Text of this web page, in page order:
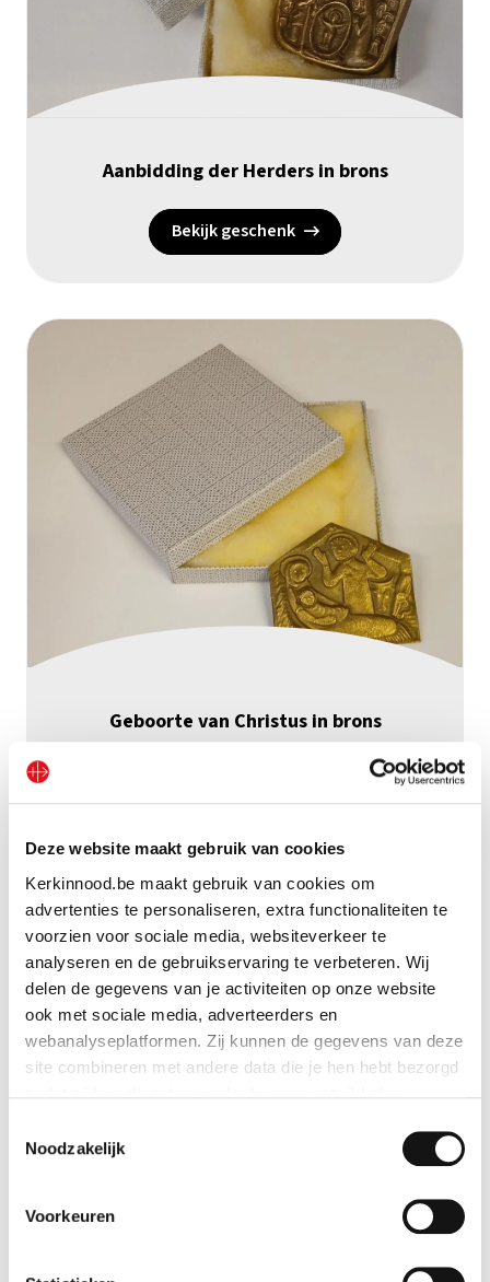
Deze website maakt gebruik van cookies
Kerkinnood.be maakt gebruik van cookies om
advertenties te personaliseren, extra functionaliteiten te
voorzien voor sociale media, websiteverkeer te
analyseren en de gebruikservaring te verbeteren. Wij
delen de gegevens van je activiteiten op onze website
ook met sociale media, adverteerders en
webanalyseplatformen. Zij kunnen de gegevens van deze
site combineren met andere data die je hen hebt bezorgd
Indien je dat toestaat, kunnen wij of onze partners onder
Informatie verzamelen over je geografische locatie
Bepaalde voorkeuren en profielen identificeren om
Noodzakelijk
Voorkeuren
Aanbidding der Herders in brons
Bekijk geschenk
Geboorte van Christus in brons